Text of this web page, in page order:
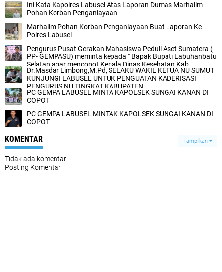
Ini Kata Kapolres Labusel Atas Laporan Dumas Marhalim
Pohan Korban Penganiayaan
Marhalim Pohan Korban Penganiayaan Buat Laporan Ke
Polres Labusel
Pengurus Pusat Gerakan Mahasiswa Peduli Aset Sumatera (
PP- GEMPASU) meminta kepada " Bapak Bupati Labuhanbatu
Selatan agar mencopot Kepala Dinas Kesehatan Kab.
Labuhanbatu Selatan"
Dr.Masdar Limbong,M.Pd, SELAKU WAKIL KETUA NU SUMUT
KUNJUNGI LABUSEL UNTUK PENGUATAN KADERISASI
PENGURUS NU TINGKAT KABUPATEN
PC GEMPA LABUSEL MINTA KAPOLSEK SUNGAI KANAN DI
COPOT
PC GEMPA LABUSEL MINTAK KAPOLSEK SUNGAI KANAN DI
COPOT
KOMENTAR Tampilkan
Tidak ada komentar:
Posting Komentar